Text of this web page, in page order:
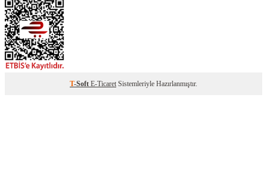
T-Soft E-Ticaret Sistemleriyle Hazırlanmıştır.